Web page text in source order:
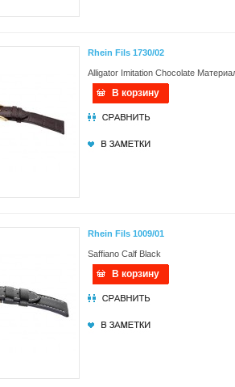
Rhein Fils 1730/02
Alligator Imitation Chocolate
В корзину
Rhein Fils 1009/01
Saffiano Calf Black
В корзину